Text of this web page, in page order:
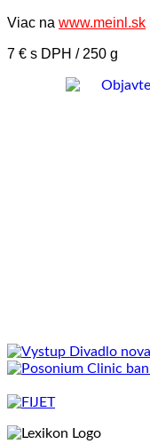
Viac na www.meinl.sk
7 € s DPH / 250 g